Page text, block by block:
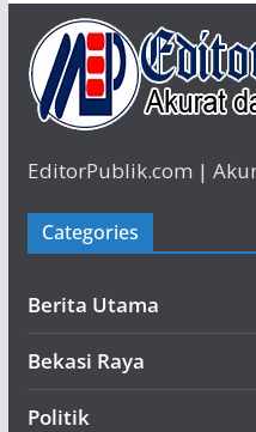
EditorPublik.com |
Categories
Berita Utama
Bekasi Raya
Politik